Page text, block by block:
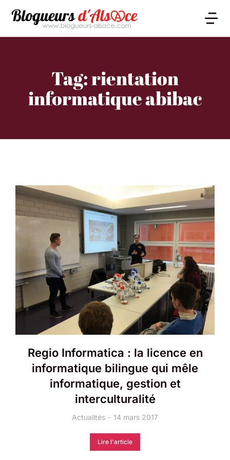
Tag: rientation
informatique abibac
Regio Informatica : la licence en
informatique bilingue qui mêle
informatique, gestion et
interculturalité
Actualités 14 mars 2017
Lire l'article